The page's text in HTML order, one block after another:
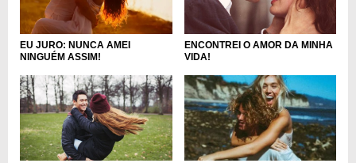
EU JURO: NUNCA AMEI
NINGUÉM ASSIM!
ENCONTREI O AMOR DA MINHA
VIDA!